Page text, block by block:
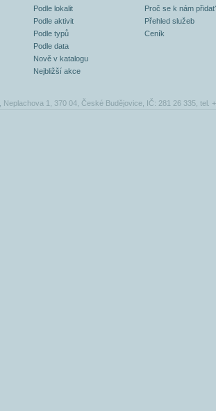
Podle lokalit
Podle aktivit
Podle typů
Podle data
Nově v katalogu
Nejbližší akce
Proč se k nám
Přehled služeb
Ceník
Neplachova 1, 370 04, České Budějovice, IČ: 281 26 335, tel.